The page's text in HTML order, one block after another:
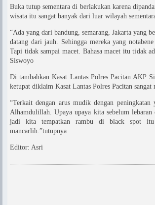
Buka tutup sementara di berlakukan karena
wisata itu sangat banyak dari luar wilayah
“Ada yang dari bandung, semarang, Jakarta yang
datang dari jauh. Sehingga mereka yang
Tapi tidak sampai macet. Bahasa macet itu tidak
Siswoyo
Di tambahkan Kasat Lantas Polres Pacitan AKP
ketupat diklaim Kasat Lantas Polres Pacitan
“Terkait dengan arus mudik dengan
Alhamdulillah. Upaya upaya kita sebelum
jadi kita tempatkan rambu di black spot
mancarlih.”tutupnya
Editor: Asri